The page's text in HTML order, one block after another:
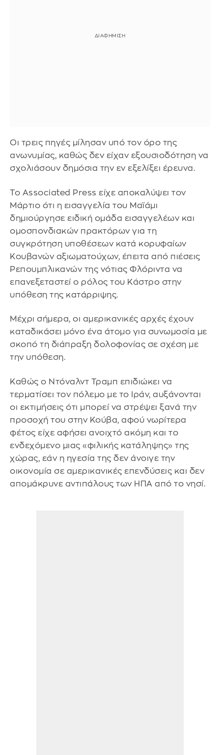
Οι τρεις πηγές μίλησαν υπό τον όρο της
ανωνυμίας, καθώς δεν είχαν εξουσιοδότηση να
σχολιάσουν δημόσια την εν εξελίξει έρευνα.
Το Associated Press είχε αποκαλύψει τον
Μάρτιο ότι η εισαγγελία του Μαϊάμι
δημιούργησε ειδική ομάδα εισαγγελέων και
ομοσπονδιακών πρακτόρων για τη
συγκρότηση υποθέσεων κατά κορυφαίων
Κουβανών αξιωματούχων, έπειτα από πιέσεις
Ρεπουμπλικανών της νότιας Φλόριντα να
επανεξεταστεί ο ρόλος του Κάστρο στην
υπόθεση της κατάρριψης.
Μέχρι σήμερα, οι αμερικανικές αρχές έχουν
καταδικάσει μόνο ένα άτομο για συνωμοσία με
σκοπό τη διάπραξη δολοφονίας σε σχέση με
την υπόθεση.
Καθώς ο Ντόναλντ Τραμπ επιδιώκει να
τερματίσει τον πόλεμο με το Ιράν, αυξάνονται
οι εκτιμήσεις ότι μπορεί να στρέψει ξανά την
προσοχή του στην Κούβα, αφού νωρίτερα
φέτος είχε αφήσει ανοιχτό ακόμη και το
ενδεχόμενο μιας «φιλικής κατάληψης» της
χώρας, εάν η ηγεσία της δεν άνοιγε την
οικονομία σε αμερικανικές επενδύσεις και δεν
απομάκρυνε αντιπάλους των ΗΠΑ από το νησί.